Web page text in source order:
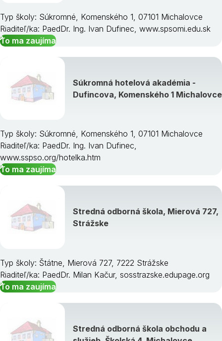
Typ školy: Súkromné, Komenského 1, 07101 Michalovce
Riaditeľ/ka: PaedDr. Ing. Ivan Dufinec, www.spsomi.edu.sk
To ma zaujíma
Súkromná hotelová akadémia -
Dufincova, Komenského 1 Michalovce
Typ školy: Súkromné, Komenského 1, 07101 Michalovce
Riaditeľ/ka: PaedDr. Ing. Ivan Dufinec,
www.sspso.org/hotelka.htm
To ma zaujíma
Stredná odborná škola, Mierová 727,
Strážske
Typ školy: Štátne, Mierová 727, 7222 Strážske
Riaditeľ/ka: PaedDr. Milan Kačur, sosstrazske.edupage.org
To ma zaujíma
Stredná odborná škola obchodu a